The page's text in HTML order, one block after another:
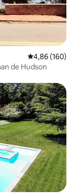
Gemiddelde
4,86 (160)
de Hudson